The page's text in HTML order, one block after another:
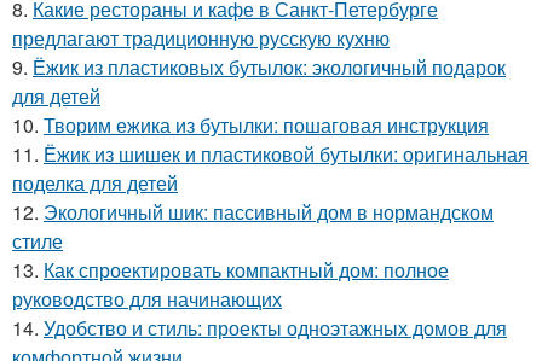
8. Какие рестораны и кафе в Санкт-Петербурге
предлагают традиционную русскую кухню
9. Ёжик из пластиковых бутылок: экологичный подарок
для детей
10. Творим ежика из бутылки: пошаговая инструкция
11. Ёжик из шишек и пластиковой бутылки: оригинальная
поделка для детей
12. Экологичный шик: пассивный дом в нормандском
стиле
13. Как спроектировать компактный дом: полное
руководство для начинающих
14. Удобство и стиль: проекты одноэтажных домов для